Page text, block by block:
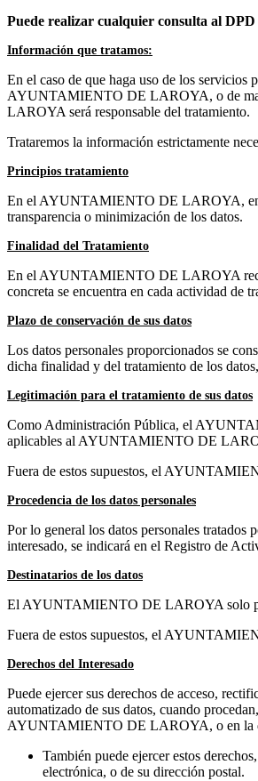
Puede realizar cualquier consulta al DPD
Información que tratamos:
En el caso de que haga uso de los
AYUNTAMIENTO DE LAROYA, o de
LAROYA será responsable del tratamiento.
Trataremos la información estrictamente
Principios tratamiento
En el AYUNTAMIENTO DE LAROYA, en
transparencia o minimización de los datos.
Finalidad del Tratamiento
En el AYUNTAMIENTO DE LAROYA
concreta se encuentra en cada actividad de
Plazo de conservación de sus datos
Los datos personales proporcionados se
dicha finalidad y del tratamiento de los
Legitimación para el tratamiento de sus datos
Como Administración Pública, el
aplicables al AYUNTAMIENTO DE
Fuera de estos supuestos, el
Procedencia de los datos personales
Por lo general los datos personales
interesado, se indicará en el Registro de
Destinatarios de los datos
El AYUNTAMIENTO DE LAROYA solo
Fuera de estos supuestos, el
Derechos del Interesado
Puede ejercer sus derechos de acceso,
automatizado de sus datos, cuando
AYUNTAMIENTO DE LAROYA, o en la
También puede ejercer estos
electrónica, o de su dirección postal.